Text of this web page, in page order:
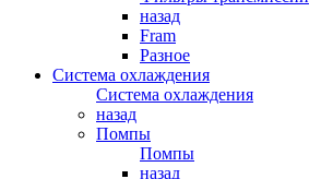
назад
Fram
Разное
Система охлаждения
Система охлаждения
назад
Помпы
Помпы
назад